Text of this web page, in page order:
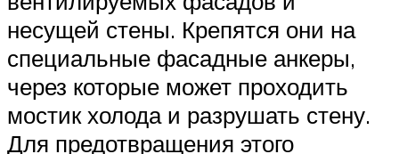
несущей стены. Крепятся они на
специальные фасадные анкеры,
через которые может проходить
мостик холода и разрушать стену.
Для предотвращения этого